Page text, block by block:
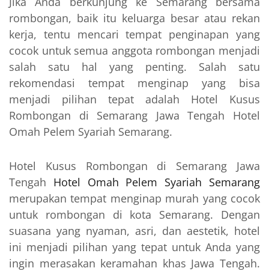
rombongan, baik itu keluarga besar atau rekan
kerja, tentu mencari tempat penginapan yang
cocok untuk semua anggota rombongan menjadi
salah satu hal yang penting. Salah satu
rekomendasi tempat menginap yang bisa
menjadi pilihan tepat adalah Hotel Kusus
Rombongan di Semarang Jawa Tengah Hotel
Omah Pelem Syariah Semarang.
Hotel Kusus Rombongan di Semarang Jawa
Tengah Hotel Omah Pelem Syariah Semarang
merupakan tempat menginap murah yang cocok
untuk rombongan di kota Semarang. Dengan
suasana yang nyaman, asri, dan aestetik, hotel
ini menjadi pilihan yang tepat untuk Anda yang
ingin merasakan keramahan khas Jawa Tengah.